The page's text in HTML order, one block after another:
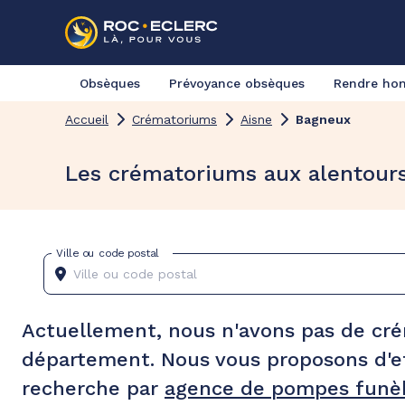
Obsèques Prévoyance obsèques Rendre
Accueil Crématoriums Aisne Bagneux
Les crématoriums aux
Ville ou code postal
Actuellement, nous n'avons pas de
département. Nous vous proposons
recherche par agence de pompes